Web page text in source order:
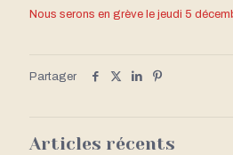
Nous serons en grève le jeudi 5
Partager
Articles récents